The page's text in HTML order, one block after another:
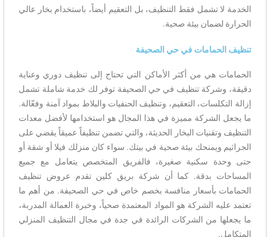
الخدمة لا تشمل فقط التنظيف، بل التعقيم أيضاً، باستخدام بخار عالي
الحرارة لضمان بيئة صحية.
تنظيف الحمامات في حي الصحيفة
الحمامات هي من أكثر الأماكن التي تحتاج إلى تنظيف دوري وعناية
دقيقة، وشركة تنظيف في حي الصحيفة توفر لك خدمة شاملة تشمل
إزالة التكلسات، التعقيم، وتنظيف الحنفيات والبلاط بمواد آمنة وفعّالة.
ما يجعل الشركة مميزة في هذا المجال هو استخدامها لأفضل معدات
التنظيف وتقنيات البخار الحديثة، والتي تضمن تنظيفاً عميقاً يقضي على
الجراثيم ويمنحك بيئة صحية في بيتك. سواء كان منزلك فيلا أو شقة أو
حتى وحدة سكنية صغيرة، فالفريق المتخصص يتعامل مع جميع
المساحات بدقة. كما أن شركة بريق كلين تقدم عروض تنظيف
الحمامات بأسعار منافسة بخصم خاص في حي الصحيفة. من أهم ما
تعتمد عليه الشركة هو المواد المعتمدة صحياً، وخبرة العمالة المدربة،
ما يجعلها من الشركات الرائدة في جدة في مجال التنظيف المنزلي
المتكامل.